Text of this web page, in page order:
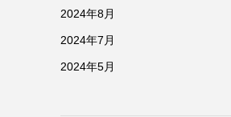
2024年8月
2024年7月
2024年5月